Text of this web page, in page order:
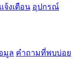
จ้งเตือน อุปกรณ์
มูล คำถามที่พบบ่อย